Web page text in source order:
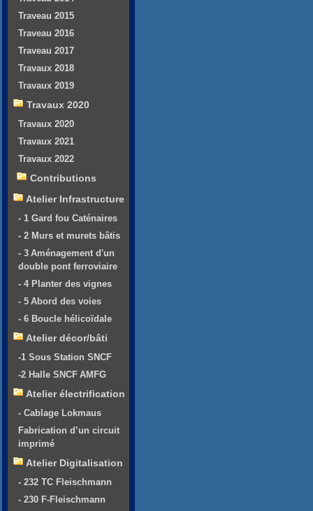
Traveau 2015
Traveau 2016
Traveau 2017
Travaux 2018
Travaux 2019
Travaux 2020
Travaux 2020
Travaux 2021
Travaux 2022
Contributions
Atelier Infrastructure
- 1 Gard fou Caténaires
- 2 Murs et murets bâtis
- 3 Aménagement d'un
double pont ferroviaire
- 4 Planter des vignes
- 5 Abord des voies
- 6 Boucle hélicoïdale
Atelier décor/bâti
-1 Sous Station SNCF
-2 Halle SNCF AMFG
Atelier électrification
- Cablage Lokmaus
Fabrication d’un circuit
imprimé
Atelier Digitalisation
- 232 TC Fleischmann
- 230 F-Fleischmann